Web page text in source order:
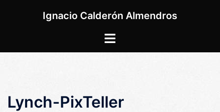
Ignacio Calderón Almendros
Alternar
Lynch-PixTeller